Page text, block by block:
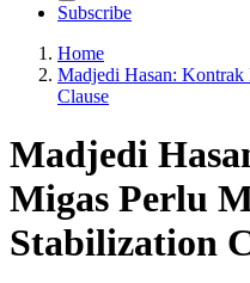
Subscribe
Home
Madjedi Hasan: Kontrak
Clause
Madjedi
Migas Perlu
Stabilization